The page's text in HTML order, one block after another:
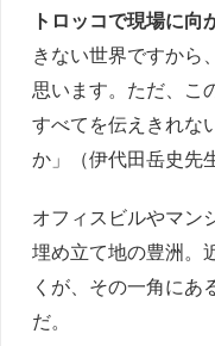
トロッコで現場に向
きない世界ですから
思います。ただ、こ
すべてを伝えきれな
か」（伊代田岳史先
オフィスビルやマン
埋め立て地の豊洲。
くが、その一角にあ
だ。